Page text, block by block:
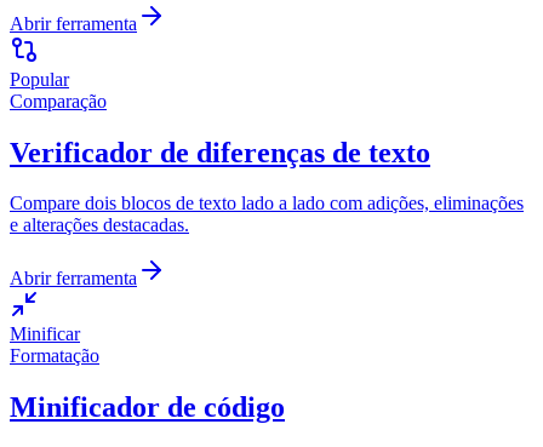
Abrir ferramenta
Popular
Comparação
Verificador de diferenças de texto
Compare dois blocos de texto lado a lado com adições, eliminações
e alterações destacadas.
Abrir ferramenta
Minificar
Formatação
Minificador de código